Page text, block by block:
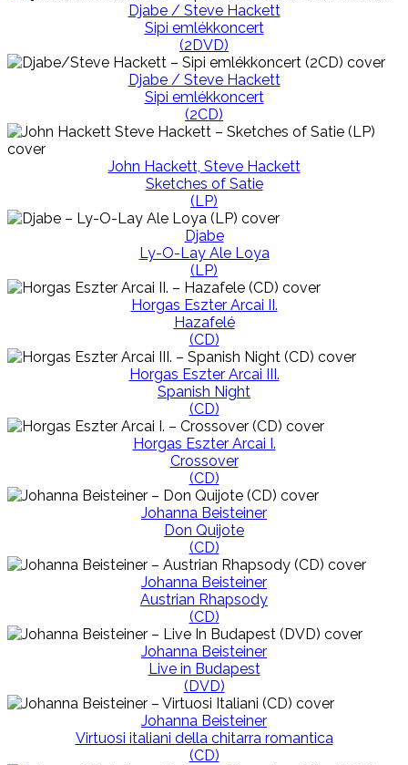
Djabe / Steve Hackett
Sipi emlékkoncert
(2DVD)
Djabe / Steve Hackett
Sipi emlékkoncert
(2CD)
John Hackett, Steve Hackett
Sketches of Satie
(LP)
Djabe
Ly-O-Lay Ale Loya
(LP)
Horgas Eszter Arcai II.
Hazafelé
(CD)
Horgas Eszter Arcai III.
Spanish Night
(CD)
Horgas Eszter Arcai I.
Crossover
(CD)
Johanna Beisteiner
Don Quijote
(CD)
Johanna Beisteiner
Austrian Rhapsody
(CD)
Johanna Beisteiner
Live in Budapest
(DVD)
Johanna Beisteiner
Virtuosi italiani della chitarra romantica
(CD)